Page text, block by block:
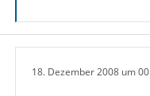
18. Dezember 2008 um